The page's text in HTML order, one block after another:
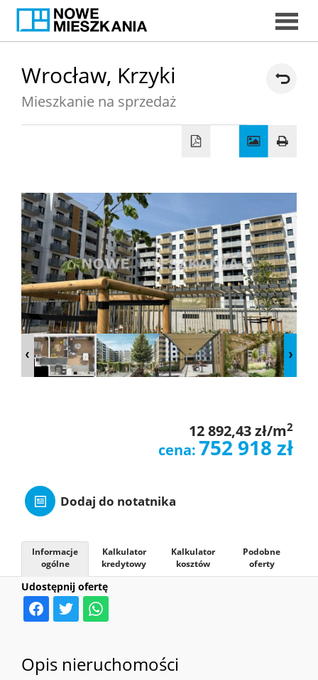
DORADCY
O
Wrocław, Krzyki
Mieszkanie na sprzedaż
12 892,43 zł/m2
cena:752 918 zł
Dodaj do notatnika
Udostępnij ofertę
Informacje
ogólne
Kalkulator
kredytowy
Kalkulator
kosztów
Podobne
oferty
Opis nieruchomości